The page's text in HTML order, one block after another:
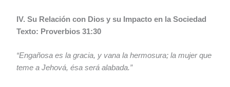
IV. Su Relación con Dios y su Impacto en la Sociedad
Texto: Proverbios 31:30
“Engañosa es la gracia, y vana la hermosura; la mujer que
teme a Jehová, ésa será alabada.”